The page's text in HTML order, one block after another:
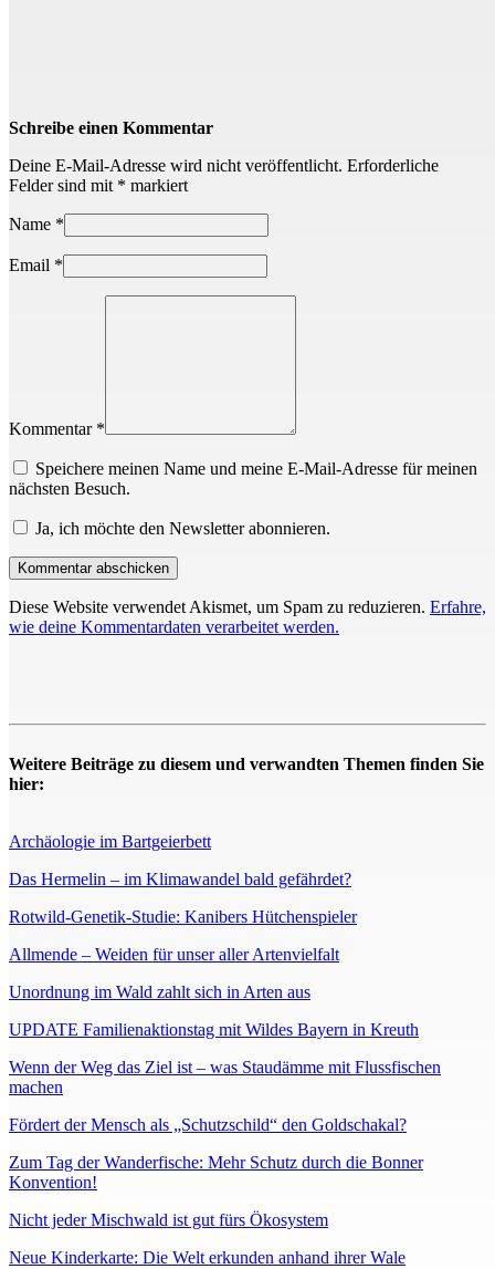
Schreibe einen Kommentar
Deine E-Mail-Adresse wird nicht veröffentlicht. Erforderliche
Felder sind mit * markiert
Name *
Email *
Kommentar *
Speichere meinen Name und meine E-Mail-Adresse für meinen
nächsten Besuch.
Ja, ich möchte den Newsletter abonnieren.
Diese Website verwendet Akismet, um Spam zu reduzieren. Erfahre,
wie deine Kommentardaten verarbeitet werden.
Weitere Beiträge zu diesem und verwandten Themen finden Sie
hier:
Archäologie im Bartgeierbett
Das Hermelin – im Klimawandel bald gefährdet?
Rotwild-Genetik-Studie: Kanibers Hütchenspieler
Allmende – Weiden für unser aller Artenvielfalt
Unordnung im Wald zahlt sich in Arten aus
UPDATE Familienaktionstag mit Wildes Bayern in Kreuth
Wenn der Weg das Ziel ist – was Staudämme mit Flussfischen
machen
Fördert der Mensch als „Schutzschild“ den Goldschakal?
Zum Tag der Wanderfische: Mehr Schutz durch die Bonner
Konvention!
Nicht jeder Mischwald ist gut fürs Ökosystem
Neue Kinderkarte: Die Welt erkunden anhand ihrer Wale